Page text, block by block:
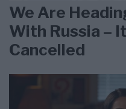
We Are
With Russia –
Cancelled